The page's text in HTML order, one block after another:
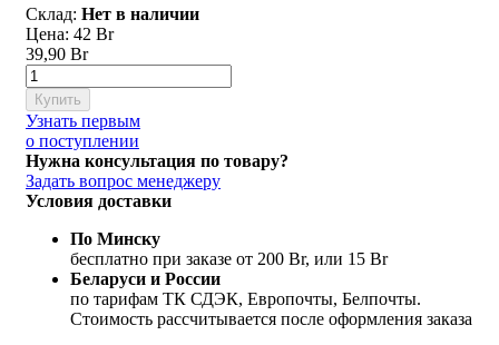
Склад: Нет в наличии
Цена: 42 Br
39,90 Br
Купить
Узнать первым
о поступлении
Нужна консультация по товару?
Задать вопрос менеджеру
Условия доставки
По Минску
бесплатно при заказе от 200 Br, или 15 Br
Беларуси и России
по тарифам ТК СДЭК, Европочты, Белпочты.
Стоимость рассчитывается после оформления заказа